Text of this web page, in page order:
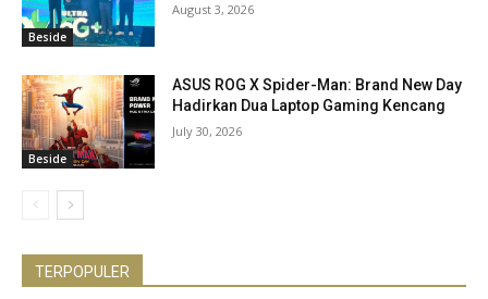
Beside
August 3, 2026
Beside
ASUS ROG X Spider-Man: Brand New Day
Hadirkan Dua Laptop Gaming Kencang
July 30, 2026
TERPOPULER